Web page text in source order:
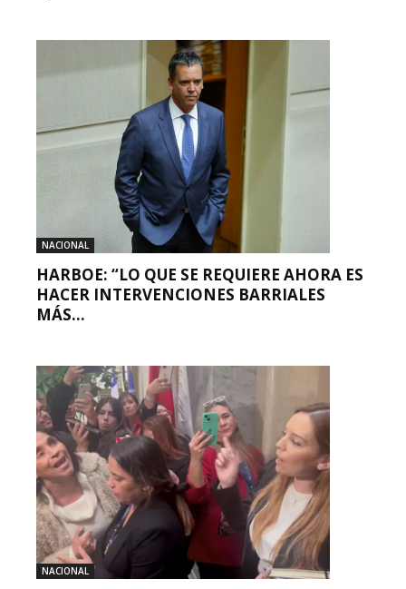
NACIONAL
HARBOE: “LO QUE SE REQUIERE AHORA ES
HACER INTERVENCIONES BARRIALES
MÁS...
NACIONAL